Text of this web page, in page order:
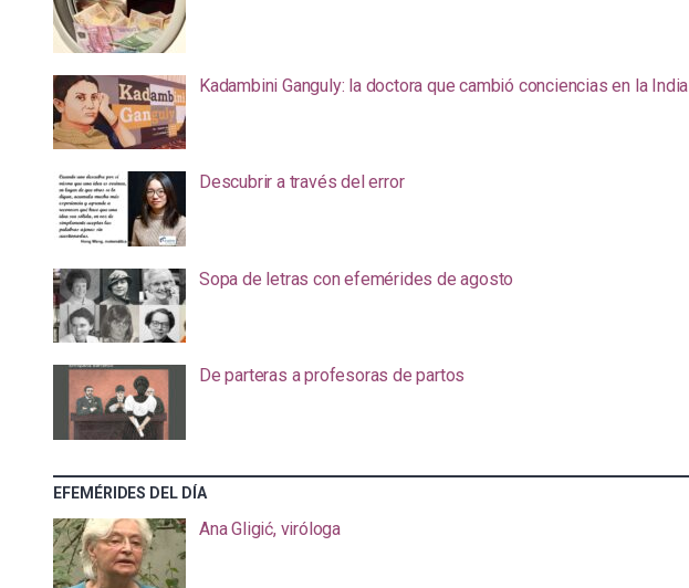
Kadambini Ganguly: la doctora que cambió conciencias en la India
Descubrir a través del error
Sopa de letras con efemérides de agosto
De parteras a profesoras de partos
EFEMÉRIDES DEL DÍA
Ana Gligić, viróloga